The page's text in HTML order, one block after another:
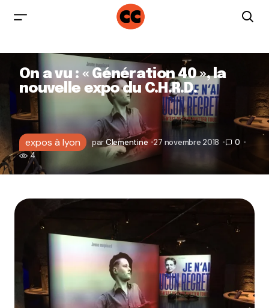
On a vu : « Génération 40 », la
nouvelle expo du C.H.R.D.
expos à lyon parClementine 27 novembre 2018
0
4